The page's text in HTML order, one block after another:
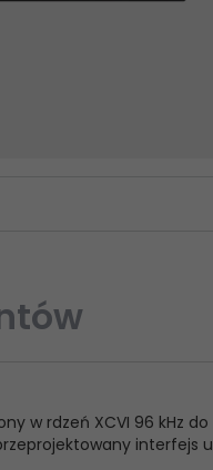
w rdzeń XCVI 96 kHz
interfejs